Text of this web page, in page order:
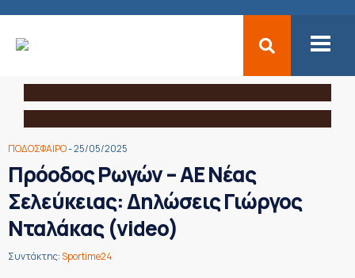
ΠΟΔΟΣΦΑΙΡΟ- 25/05/2025
Πρόοδος Ρωγών – ΑΕ Νέας
Σελεύκειας: Δηλώσεις Γιώργος
Νταλάκας (video)
Συντάκτης:Sportime24